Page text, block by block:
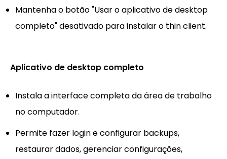
Mantenha o botão "Usar o aplicativo de desktop
completo" desativado para instalar o thin client.
Aplicativo de desktop completo
Instala a interface completa da área de trabalho
no computador.
Permite fazer login e configurar backups,
restaurar dados, gerenciar configurações,